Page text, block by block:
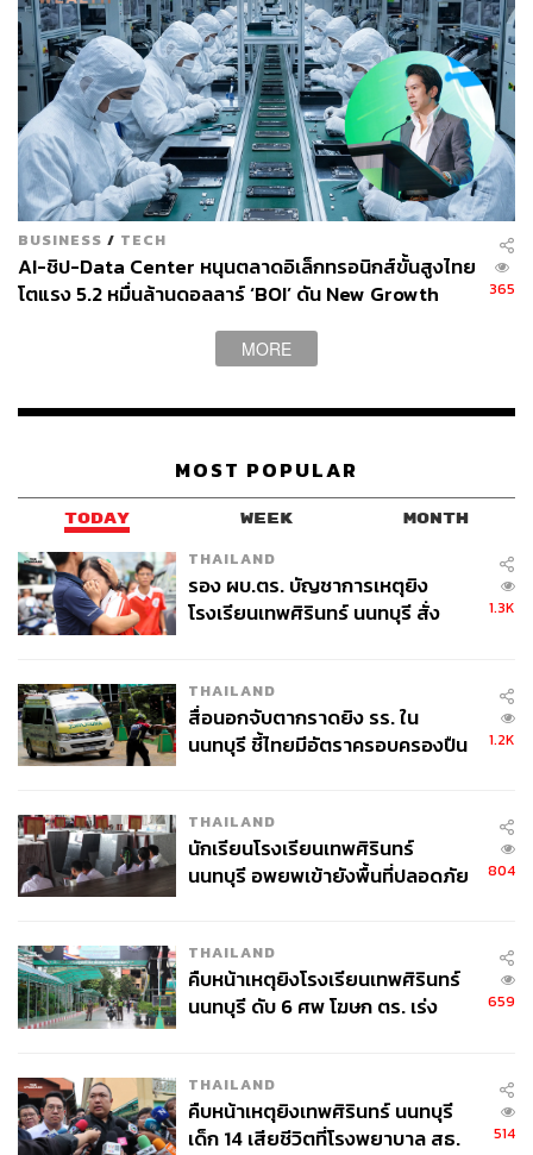
ช่วยให้เศรษฐกิจของประเทศสามารถเติบโตมากขึ้น แต่ต้อง
ไปดูว่าจะมีแนวทางอย่างไร ซึ่งหากมองในแง่การลงทุน BOI
พร้อมที่จะให้การสนับสนุน
ทำไมไทยเก็บภาษี Global Minimum Tax
องค์การเพื่อความร่วมมือทางเศรษฐกิจและการพัฒนา
(OECD) เสนอให้มีการปฏิรูประบบภาษีระหว่างประเทศด้วย
การจัดเก็บอัตราภาษีเงินได้ธุรกิจขั้นต่ำ (Global Minimum
Tax) 15% ตามแนวทาง 2 เสาหลักในการจัดการความท้าทาย
ทางภาษีที่เกิดจากเศรษฐกิจยุคดิจิทัลภายใต้กรอบ
OECD/G20 Inclusive framework on base erosion and
Pillar 1 การจัดสรรกำไรและสิทธิการจัดเก็บภาษีบริษัทข้าม
อัตราภาษีเงินได้นิติบุคคลขั้นต่ำ 15% จากบริษัทข้ามชาติ
ขนาดใหญ่ เพื่อลดการแข่งขันทางภาษีระหว่างประเทศ
Global Minimum Tax จะบังคับใช้ในการจัดเก็บภาษีเงินได้
บริษัทข้ามชาติขนาดใหญ่ที่มีรายได้รวมต่อปีเกิน EUR 750
Million (หรือราว 2.8 หมื่นล้านบาท) โดยมีประเทศสมาชิก
Tax สำหรับประเทศที่พร้อม โดยล่าสุดมี 55 ประเทศที่เริ่ม
ดำเนินการแล้ว เช่น สหราชอาณาจักร, สวิตเซอร์แลนด์,
ออสเตรเลีย และเกาหลีใต้
ภาพ:thitivong, Getty Images
สามารถติดตาม THE STANDARD WEALTH
นฤตม์ เทอดสถีรศักดิ์
Global Minimum Tax
พ.ร.ก.ภาษีส่วนเพิ่ม
BUSINESS / TECH
AI-ชิป-Data Center หนุนตลาดอิเล็กทรอนิกส์ขั้นสูงไทย
โตแรง 5.2 หมื่นล้านดอลลาร์ ‘BOI’ ดัน New Growth
365
MORE
MOST POPULAR
TODAY WEEK MONTH
THAILAND
รอง ผบ.ตร. บัญชาการเหตุยิง
โรงเรียนเทพศิรินทร์ นนทบุรี สั่ง
1.3K
THAILAND
สื่อนอกจับตากราดยิง รร. ใน
นนทบุรี ชี้ไทยมีอัตราครอบครองปืน
1.2K
THAILAND
นักเรียนโรงเรียนเทพศิรินทร์
นนทบุรี อพยพเข้ายังพื้นที่ปลอดภัย
804
THAILAND
คืบหน้าเหตุยิงโรงเรียนเทพศิรินทร์
นนทบุรี ดับ 6 ศพ โฆษก ตร. เร่ง
659
THAILAND
คืบหน้าเหตุยิงเทพศิรินทร์ นนทบุรี
เด็ก 14 เสียชีวิตที่โรงพยาบาล สธ.
514